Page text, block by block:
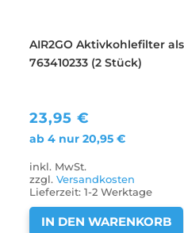
AIR2GO Aktivkohlefilter
763410233 (2 Stück)
23,95€
ab 4 nur20,95€
inkl. MwSt.
zzgl.Versandkosten
Lieferzeit:1-2 Werktage
IN DEN WARENKORB